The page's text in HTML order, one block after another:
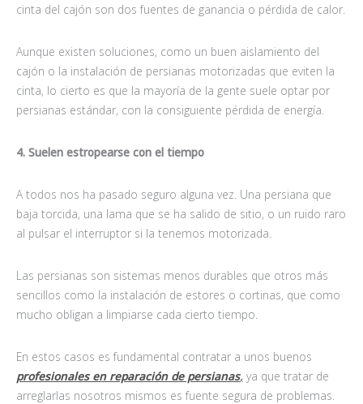
cinta del cajón son dos fuentes de ganancia o pérdida de calor.
Aunque existen soluciones, como un buen aislamiento del
cajón o la instalación de persianas motorizadas que eviten la
cinta, lo cierto es que la mayoría de la gente suele optar por
persianas estándar, con la consiguiente pérdida de energía.
4. Suelen estropearse con el tiempo
A todos nos ha pasado seguro alguna vez. Una persiana que
baja torcida, una lama que se ha salido de sitio, o un ruido raro
al pulsar el interruptor si la tenemos motorizada.
Las persianas son sistemas menos durables que otros más
sencillos como la instalación de estores o cortinas, que como
mucho obligan a limpiarse cada cierto tiempo.
En estos casos es fundamental contratar a unos buenos
profesionales en reparación de persianas, ya que tratar de
arreglarlas nosotros mismos es fuente segura de problemas.